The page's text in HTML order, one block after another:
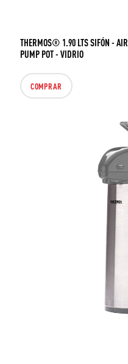
THERMOS® 1.90 LTS SIFÓN - AIR
PUMP POT - VIDRIO
COMPRAR